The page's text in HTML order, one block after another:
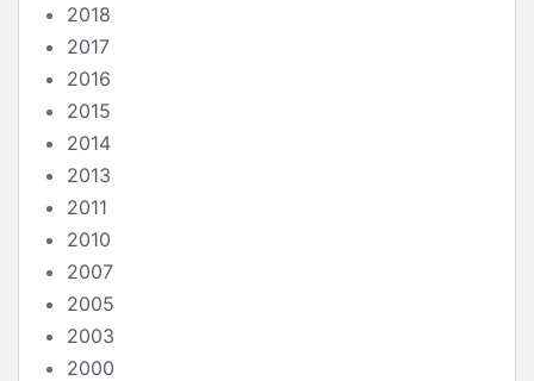
2018
2017
2016
2015
2014
2013
2011
2010
2007
2005
2003
2000